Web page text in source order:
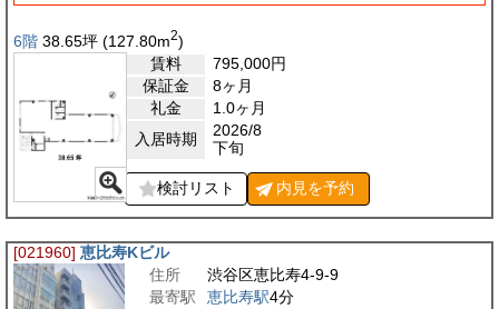
6階 38.65坪 (127.80m2)
賃料
795,000円
保証金
8ヶ月
礼金
1.0ヶ月
入居時期
2026/8
下旬
検討リスト 内見を予約
[021960] 恵比寿Kビル
住所
渋谷区恵比寿4-9-9
最寄駅
恵比寿駅4分